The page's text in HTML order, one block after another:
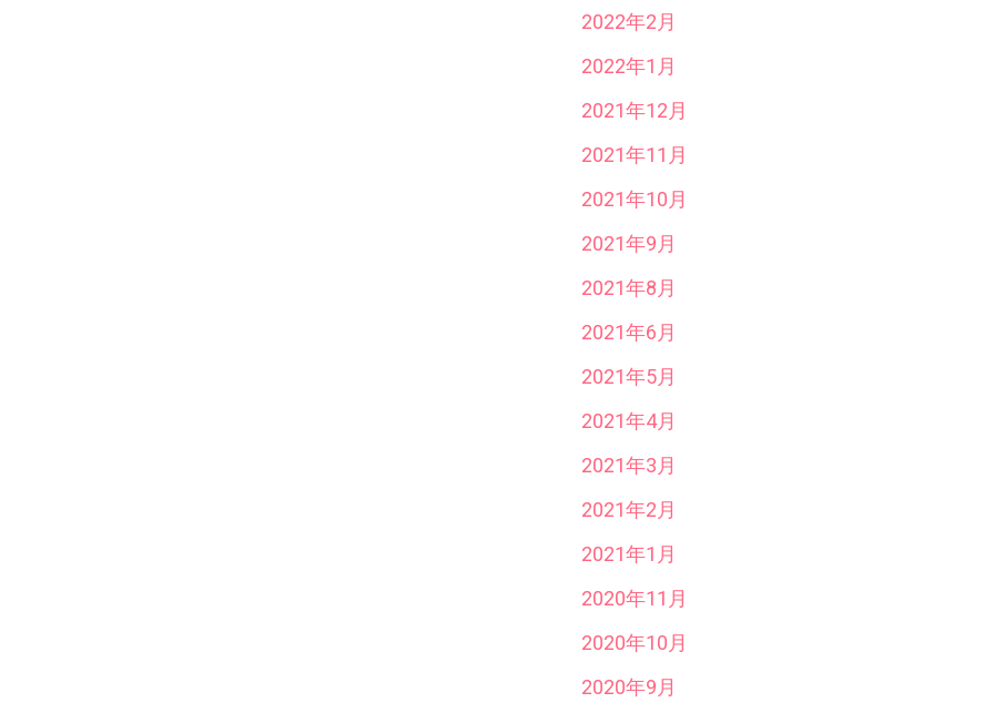
2022年2月
2022年1月
2021年12月
2021年11月
2021年10月
2021年9月
2021年8月
2021年6月
2021年5月
2021年4月
2021年3月
2021年2月
2021年1月
2020年11月
2020年10月
2020年9月